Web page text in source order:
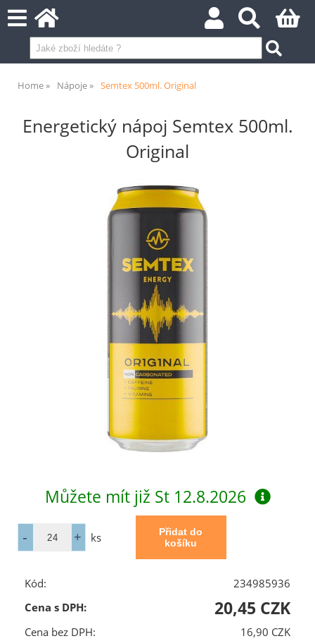
Home Nápoje Semtex 500ml. Original
Energetický nápoj Semtex 500ml.
Original
Můžete mít již St 12.8.2026
ks
Kód:
234985936
Cena s DPH:
20,45 CZK
Cena bez DPH:
16,90 CZK